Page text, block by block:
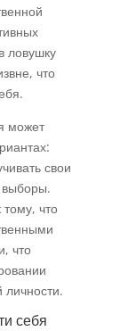
ловушку
что
может
свои
выборы.
что
что
личности.
себя